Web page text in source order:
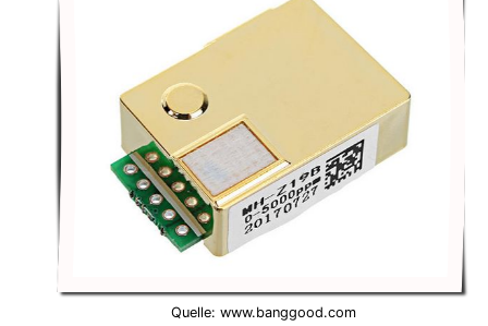
Quelle: www.banggood.com